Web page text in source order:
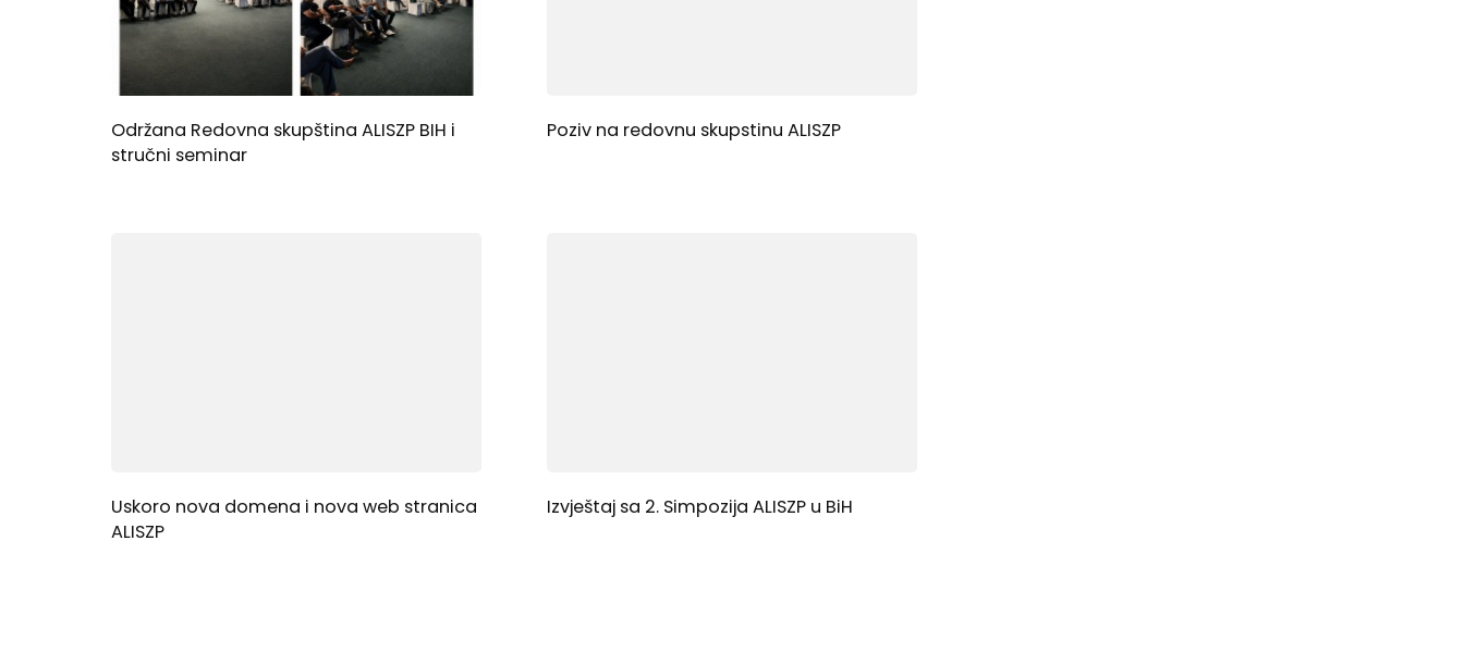
Održana Redovna skupština ALISZP BIH i
stručni seminar
Poziv na redovnu skupstinu ALISZP
Uskoro nova domena i nova web stranica
ALISZP
Izvještaj sa 2. Simpozija ALISZP u BiH